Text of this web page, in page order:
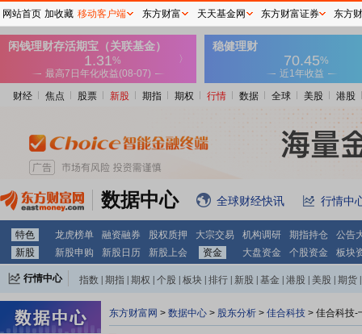
财经 焦点 股票 新股 期指 期权 行情 数据 全球 美股 港股
数据中心 全球财经快讯 行情中
特色 龙虎榜单 融资融券 股权质押 大宗交易 机构调研 期指持仓
公告
新股
新股申购 新股日历 新股上会 资金 大盘资金 个股资金 板块
行情中心 指数 期指 期权 个股 板块 排行 新股 基金 港股 美股 期货
东方财富网 > 数据中心 > 股东分析 > 佳合科技 > 佳合科技-
网站首页 加收藏 移动客户端 东方财富 天天基金网 东方财富证券 东方